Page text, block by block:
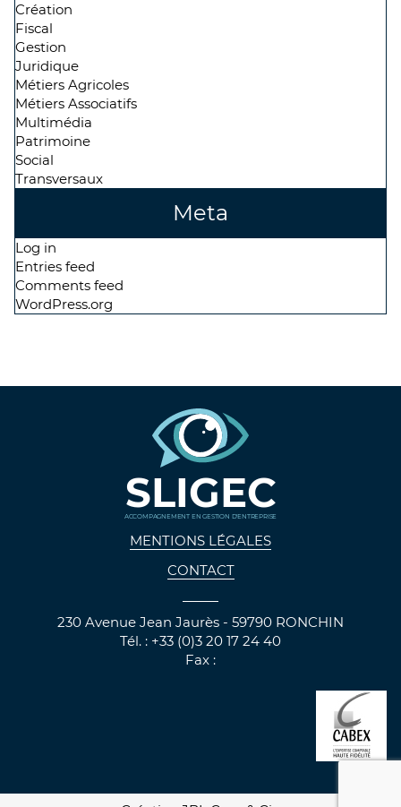
Création
Fiscal
Gestion
Juridique
Métiers Agricoles
Métiers Associatifs
Multimédia
Patrimoine
Social
Transversaux
Meta
Log in
Entries feed
Comments feed
WordPress.org
SLIGEC
ACCOMPAGNEMENT EN GESTION D'ENTREPRISE
MENTIONS LÉGALES
CONTACT
230 Avenue Jean Jaurès - 59790 RONCHIN
Tél. : +33 (0)3 20 17 24 40
Fax :